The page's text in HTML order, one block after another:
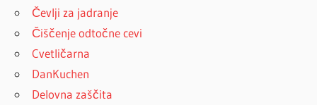
Čevlji za jadranje
Čiščenje odtočne cevi
Cvetličarna
DanKuchen
Delovna zaščita